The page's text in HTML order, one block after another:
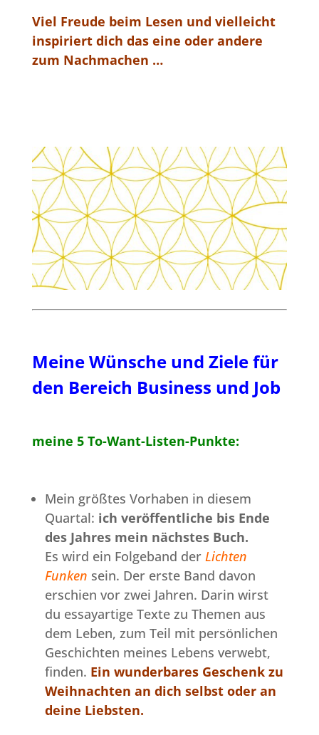
Viel Freude beim Lesen und vielleicht
inspiriert dich das eine oder andere
zum Nachmachen …
Meine Wünsche und Ziele für
den Bereich Business und Job
meine 5 To-Want-Listen-Punkte:
Mein größtes Vorhaben in diesem
Quartal: ich veröffentliche bis Ende
des Jahres mein nächstes Buch.
Es wird ein Folgeband der Lichten
Funken sein. Der erste Band davon
erschien vor zwei Jahren. Darin wirst
du essayartige Texte zu Themen aus
dem Leben, zum Teil mit persönlichen
Geschichten meines Lebens verwebt,
finden. Ein wunderbares Geschenk zu
Weihnachten an dich selbst oder an
deine Liebsten.